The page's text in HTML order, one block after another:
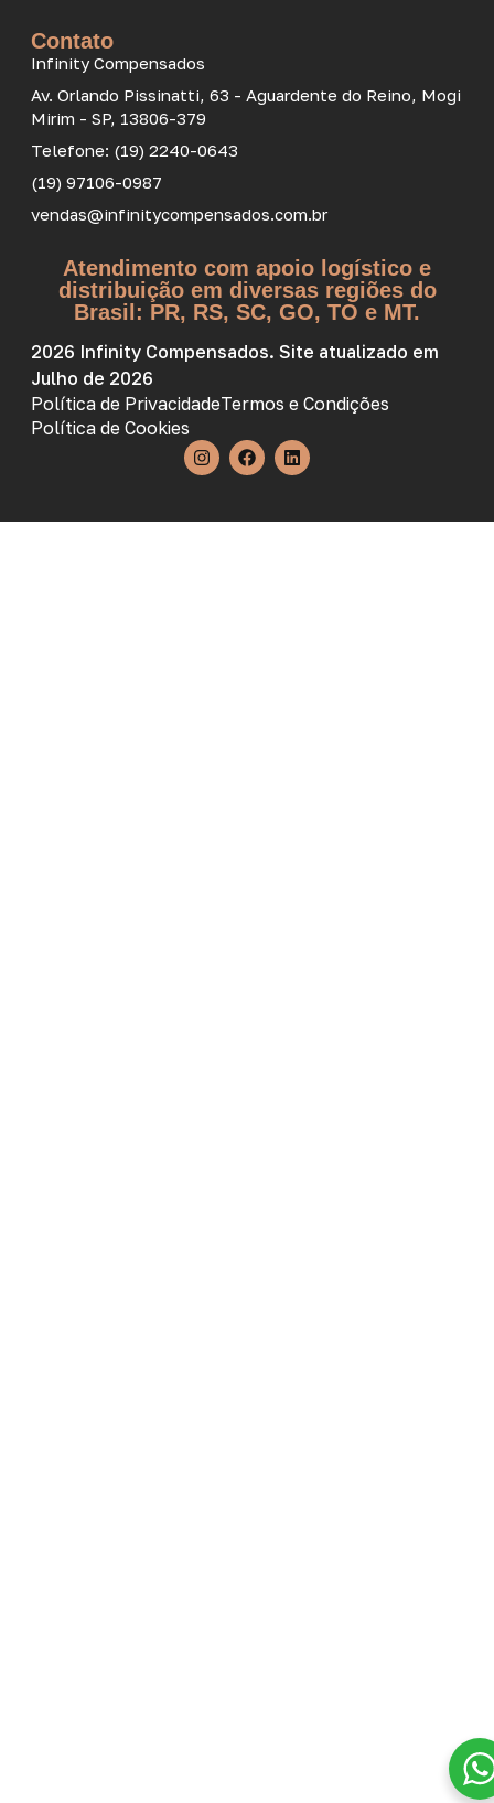
Contato
Infinity Compensados
Av. Orlando Pissinatti, 63 - Aguardente do Reino, Mogi
Mirim - SP, 13806-379
Telefone: (19) 2240-0643
(19) 97106-0987
vendas@infinitycompensados.com.br
Atendimento com apoio logístico e
distribuição em diversas regiões do
Brasil: PR, RS, SC, GO, TO e MT.
2026 Infinity Compensados. Site atualizado em
Julho de 2026
Política de PrivacidadeTermos e Condições
Política de Cookies